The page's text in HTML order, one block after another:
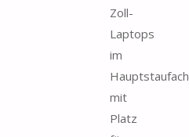
Zoll-
Laptops
im
Hauptstaufach
mit
Platz